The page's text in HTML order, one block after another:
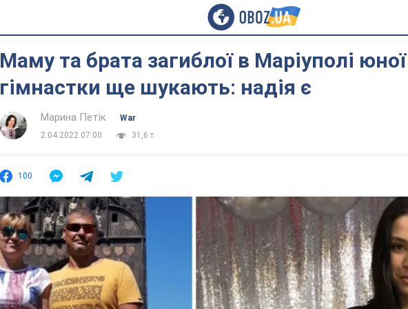
Маму та брата загиблої в Маріуполі юної
гімнастки ще шукають: надія є
Марина Петік
War
2.04.2022 07:00
31,6 т.
100